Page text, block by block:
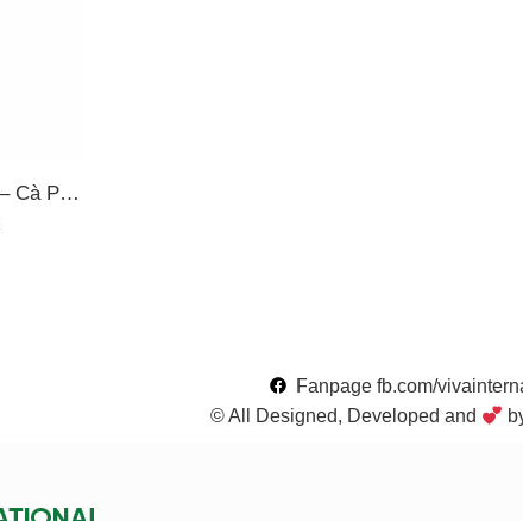
Hạt Mộc – Robusta Arabica – Cà Phê Nguyên Vina
Fanpage fb.com/
© All Designed, Developed and